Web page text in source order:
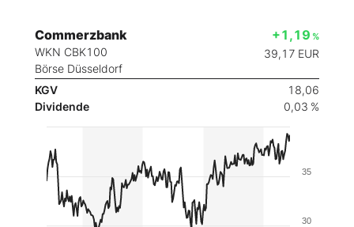
Commerzbank
WKN CBK100
Börse Düsseldorf
+1,19 %
39,17 EUR
KGV
18,06
Dividende
0,03 %
30
35